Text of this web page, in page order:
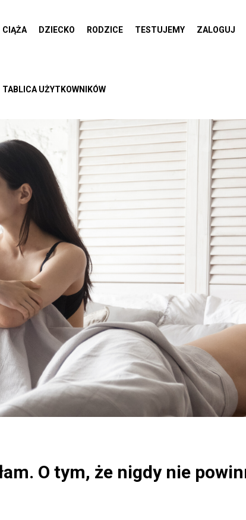
CIĄŻA DZIECKO RODZICE TESTUJEMY ZALOGUJ
TABLICA UŻYTKOWNIKÓW
O tym, że nigdy nie